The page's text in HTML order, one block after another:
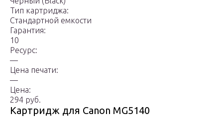
Тип картриджа:
Стандартной емкости
Гарантия:
10
Ресурс:
—
Цена печати:
—
Цена:
294 руб.
Картридж для Canon MG5140